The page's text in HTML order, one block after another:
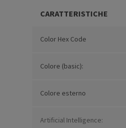
CARATTERISTICHE
Color Hex Code
Colore (basic):
Colore esterno
Artificial Intelligence: